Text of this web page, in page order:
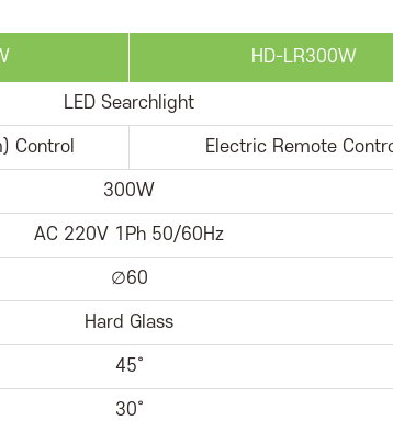
HD-LR300W
LED Searchlight
Control Electric Remote
300W
AC 220V 1Ph 50/60Hz
∅60
Hard Glass
45˚
30˚